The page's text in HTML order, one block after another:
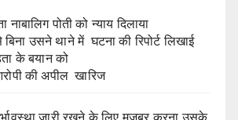
नाबालिग पोती को न्याय दिलाया
उसने थाने में घटना की रिपोर्ट लिखाई
के बयान को
की अपील खारिज
जारी रखने के लिए मजबूर करना उसके